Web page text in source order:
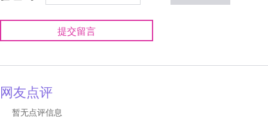
提交留言
网友点评
暂无点评信息